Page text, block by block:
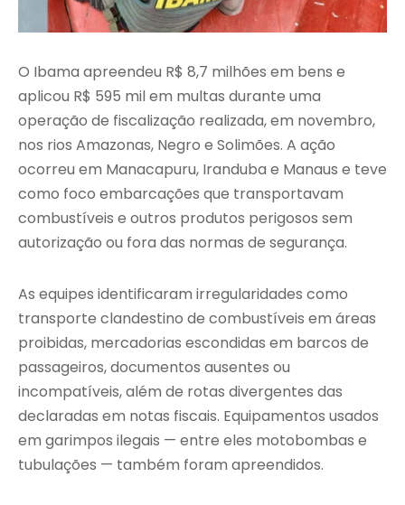
O Ibama apreendeu R$ 8,7 milhões em bens e
aplicou R$ 595 mil em multas durante uma
operação de fiscalização realizada, em novembro,
nos rios Amazonas, Negro e Solimões. A ação
ocorreu em Manacapuru, Iranduba e Manaus e teve
como foco embarcações que transportavam
combustíveis e outros produtos perigosos sem
autorização ou fora das normas de segurança.
As equipes identificaram irregularidades como
transporte clandestino de combustíveis em áreas
proibidas, mercadorias escondidas em barcos de
passageiros, documentos ausentes ou
incompatíveis, além de rotas divergentes das
declaradas em notas fiscais. Equipamentos usados
em garimpos ilegais — entre eles motobombas e
tubulações — também foram apreendidos.